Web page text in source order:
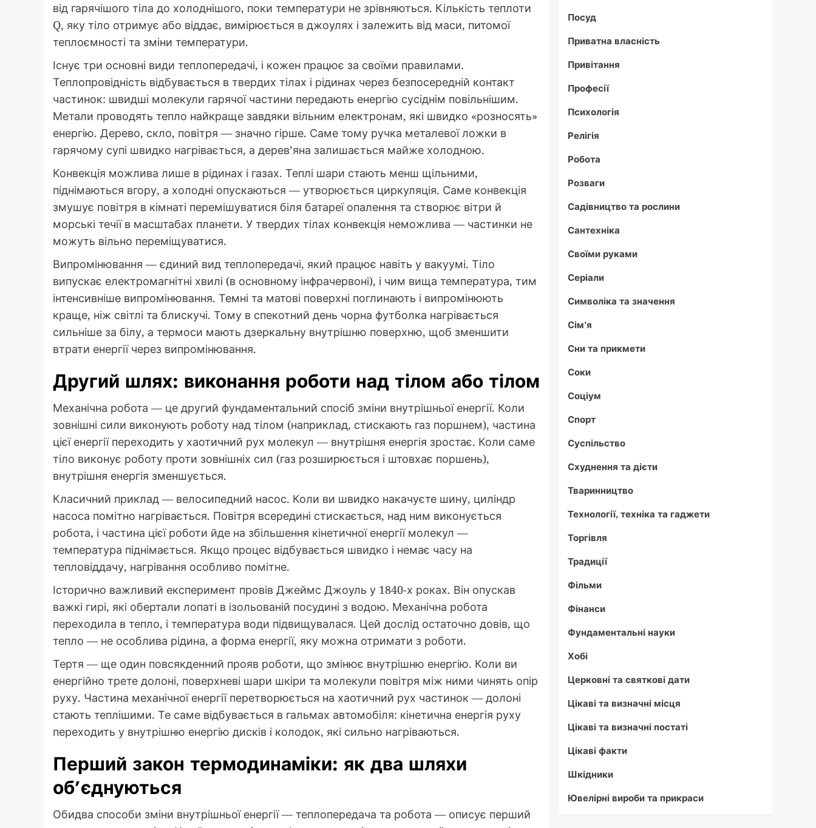
від гарячішого тіла до холоднішого, поки температури не зрівняються. Кількість теплоти
Q, яку тіло отримує або віддає, вимірюється в джоулях і залежить від маси, питомої
теплоємності та зміни температури.
Існує три основні види теплопередачі, і кожен працює за своїми правилами.
Теплопровідність відбувається в твердих тілах і рідинах через безпосередній контакт
частинок: швидші молекули гарячої частини передають енергію сусіднім повільнішим.
Метали проводять тепло найкраще завдяки вільним електронам, які швидко «розносять»
енергію. Дерево, скло, повітря — значно гірше. Саме тому ручка металевої ложки в
гарячому супі швидко нагрівається, а дерев’яна залишається майже холодною.
Конвекція можлива лише в рідинах і газах. Теплі шари стають менш щільними,
піднімаються вгору, а холодні опускаються — утворюється циркуляція. Саме конвекція
змушує повітря в кімнаті перемішуватися біля батареї опалення та створює вітри й
морські течії в масштабах планети. У твердих тілах конвекція неможлива — частинки не
можуть вільно переміщуватися.
Випромінювання — єдиний вид теплопередачі, який працює навіть у вакуумі. Тіло
випускає електромагнітні хвилі (в основному інфрачервоні), і чим вища температура, тим
інтенсивніше випромінювання. Темні та матові поверхні поглинають і випромінюють
краще, ніж світлі та блискучі. Тому в спекотний день чорна футболка нагрівається
сильніше за білу, а термоси мають дзеркальну внутрішню поверхню, щоб зменшити
втрати енергії через випромінювання.
Другий шлях: виконання роботи над тілом або тілом
Механічна робота — це другий фундаментальний спосіб зміни внутрішньої енергії. Коли
зовнішні сили виконують роботу над тілом (наприклад, стискають газ поршнем), частина
цієї енергії переходить у хаотичний рух молекул — внутрішня енергія зростає. Коли саме
тіло виконує роботу проти зовнішніх сил (газ розширюється і штовхає поршень),
внутрішня енергія зменшується.
Класичний приклад — велосипедний насос. Коли ви швидко накачуєте шину, циліндр
насоса помітно нагрівається. Повітря всередині стискається, над ним виконується
робота, і частина цієї роботи йде на збільшення кінетичної енергії молекул —
температура піднімається. Якщо процес відбувається швидко і немає часу на
тепловіддачу, нагрівання особливо помітне.
Історично важливий експеримент провів Джеймс Джоуль у 1840-х роках. Він опускав
важкі гирі, які обертали лопаті в ізольованій посудині з водою. Механічна робота
переходила в тепло, і температура води підвищувалася. Цей дослід остаточно довів, що
тепло — не особлива рідина, а форма енергії, яку можна отримати з роботи.
Тертя — ще один повсякденний прояв роботи, що змінює внутрішню енергію. Коли ви
енергійно трете долоні, поверхневі шари шкіри та молекули повітря між ними чинять опір
руху. Частина механічної енергії перетворюється на хаотичний рух частинок — долоні
стають теплішими. Те саме відбувається в гальмах автомобіля: кінетична енергія руху
переходить у внутрішню енергію дисків і колодок, які сильно нагріваються.
Перший закон термодинаміки: як два шляхи
об’єднуються
Обидва способи зміни внутрішньої енергії — теплопередача та робота — описує перший
Посуд
Приватна власність
Привітання
Професії
Психологія
Релігія
Робота
Розваги
Садівництво та рослини
Сантехніка
Своїми руками
Серіали
Символіка та значення
Сім'я
Сни та прикмети
Соки
Соціум
Спорт
Суспільство
Схуднення та дієти
Тваринництво
Технології, техніка та гаджети
Торгівля
Традиції
Фільми
Фінанси
Фундаментальні науки
Хобі
Церковні та святкові дати
Цікаві та визначні місця
Цікаві та визначні постаті
Цікаві факти
Шкідники
Ювелірні вироби та прикраси